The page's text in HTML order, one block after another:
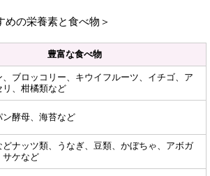
めの栄養素と食べ物＞
豊富な食べ物
ブロッコリー、キウイフルーツ、イチゴ、ア
リ、柑橘類など
ン酵母、海苔など
どナッツ類、うなぎ、豆類、かぼちゃ、アボガ
サケなど